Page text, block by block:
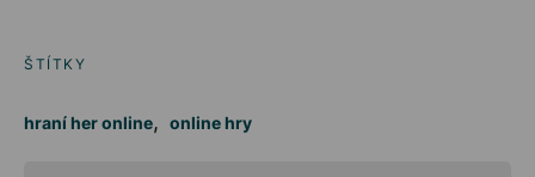
ŠTÍTKY
hraní her online, online hry